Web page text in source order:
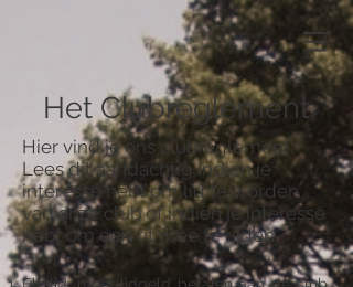
Het Clubreglement
Hier vind je ons clubreglement.
Lees dit aandachtig indien je
interesse hebt om lid te worden
van onze club of indien je interesse
hebt om een rit mee te rijden.